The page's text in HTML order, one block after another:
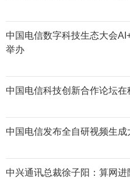
中国电信数字科技生态大会
举办
中国电信科技创新合作论坛在
中国电信发布全自研视频生
中兴通讯总裁徐子阳：算网